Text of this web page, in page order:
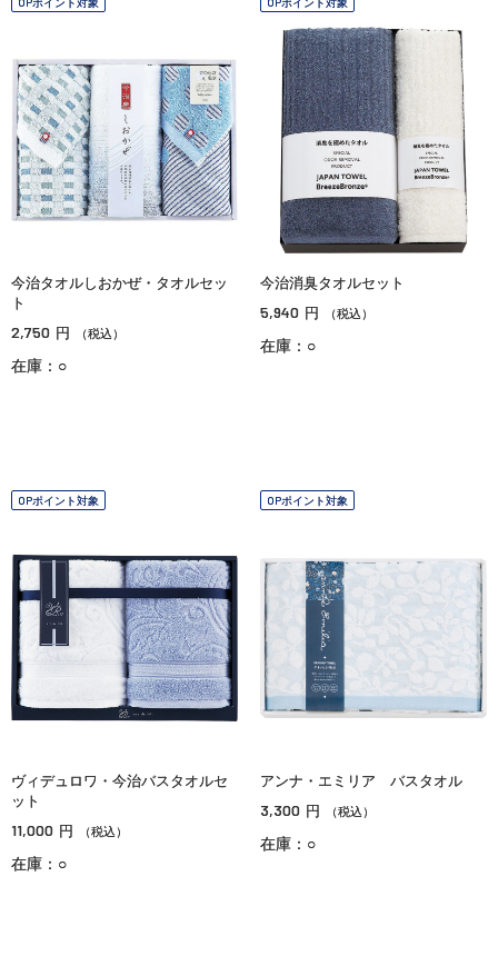
今治タオルしおかぜ・タオルセッ
ト
2,750 円 （税込）
在庫：○
今治消臭タオルセット
5,940 円 （税込）
在庫：○
OPポイント対象
ヴィデュロワ・今治バスタオルセ
ット
11,000 円 （税込）
在庫：○
OPポイント対象
アンナ・エミリア バスタオル
3,300 円 （税込）
在庫：○